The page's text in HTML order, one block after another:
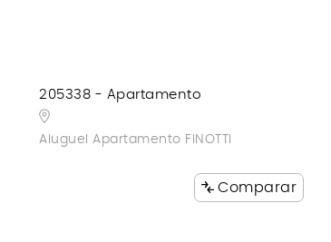
205338 - Apartamento
Aluguel Apartamento FINOTTI
Comparar